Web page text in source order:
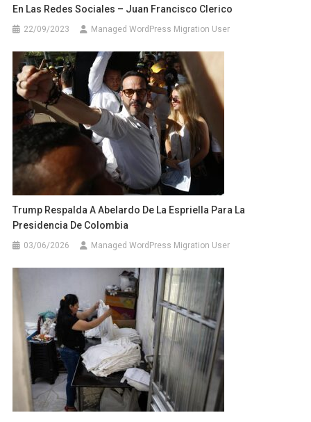
En Las Redes Sociales – Juan Francisco Clerico
22/09/2023 Managed WordPress Migration User
Trump Respalda A Abelardo De La Espriella Para La
Presidencia De Colombia
03/06/2026 Managed WordPress Migration User